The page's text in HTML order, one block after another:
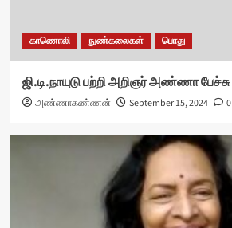
காணொலி நுண்கலைகள் பொது
ஜி.டி.நாயுடு பற்றி அறிஞர் அண்ணா பேச்சு
அண்ணாகண்ணன் September 15, 2024 0